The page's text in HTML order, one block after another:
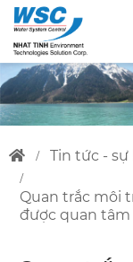
tin tức -
quan trắc môi trường nuôi trồng thủy sản: cần
được quan